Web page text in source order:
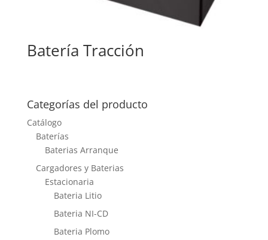
Batería Tracción
Categorías del producto
Catálogo
Baterías
Baterias Arranque
Cargadores y Baterias
Estacionaria
Bateria Litio
Bateria NI-CD
Bateria Plomo